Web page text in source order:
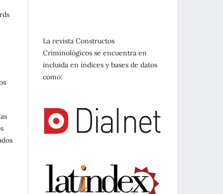
La revista Constructos
Criminológicos se encuentra en
incluida en índices y bases de datos
como: